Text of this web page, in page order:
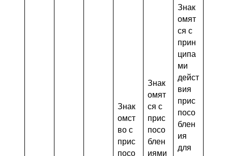
Знак
омст
во с
прис
посо
Знак
омят
ся с
прис
посо
блен
иями
Знак
омят
ся с
прин
ципа
ми
дейст
вия
прис
посо
блен
ия
для